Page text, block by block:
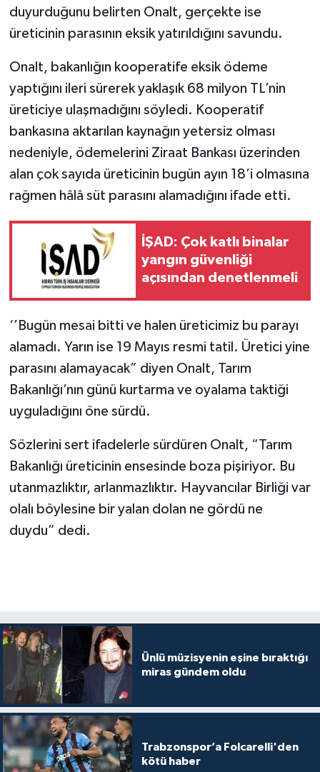
duyurduğunu belirten Onalt, gerçekte ise
üreticinin parasının eksik yatırıldığını savundu.
Onalt, bakanlığın kooperatife eksik ödeme
yaptığını ileri sürerek yaklaşık 68 milyon TL’nin
üreticiye ulaşmadığını söyledi. Kooperatif
bankasına aktarılan kaynağın yetersiz olması
nedeniyle, ödemelerini Ziraat Bankası üzerinden
alan çok sayıda üreticinin bugün ayın 18’i olmasına
rağmen hâlâ süt parasını alamadığını ifade etti.
İŞAD: Çok katlı binalar
yangın güvenliği
açısından denetlenmeli
‘’Bugün mesai bitti ve halen üreticimiz bu parayı
alamadı. Yarın ise 19 Mayıs resmi tatil. Üretici yine
parasını alamayacak” diyen Onalt, Tarım
Bakanlığı’nın günü kurtarma ve oyalama taktiği
uyguladığını öne sürdü.
Sözlerini sert ifadelerle sürdüren Onalt, “Tarım
Bakanlığı üreticinin ensesinde boza pişiriyor. Bu
utanmazlıktır, arlanmazlıktır. Hayvancılar Birliği var
olalı böylesine bir yalan dolan ne gördü ne
duydu” dedi.
Ünlü müzisyenin eşine bıraktığı
miras gündem oldu
Trabzonspor’a Folcarelli'den
kötü haber